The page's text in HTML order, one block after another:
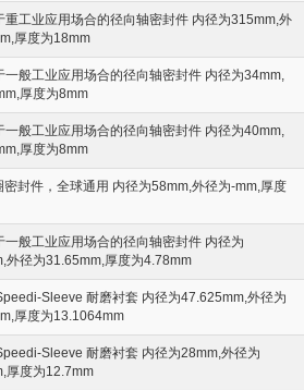
重工业应用场合的径向轴密封件 内径为315mm,外
厚度为18mm
一般工业应用场合的径向轴密封件 内径为34mm,
厚度为8mm
一般工业应用场合的径向轴密封件 内径为40mm,
厚度为8mm
密封件，全球通用 内径为58mm,外径为-mm,厚度
一般工业应用场合的径向轴密封件 内径为
外径为31.65mm,厚度为4.78mm
Sleeve 耐磨衬套 内径为47.625mm,外径为
厚度为13.1064mm
Sleeve 耐磨衬套 内径为28mm,外径为
厚度为12.7mm